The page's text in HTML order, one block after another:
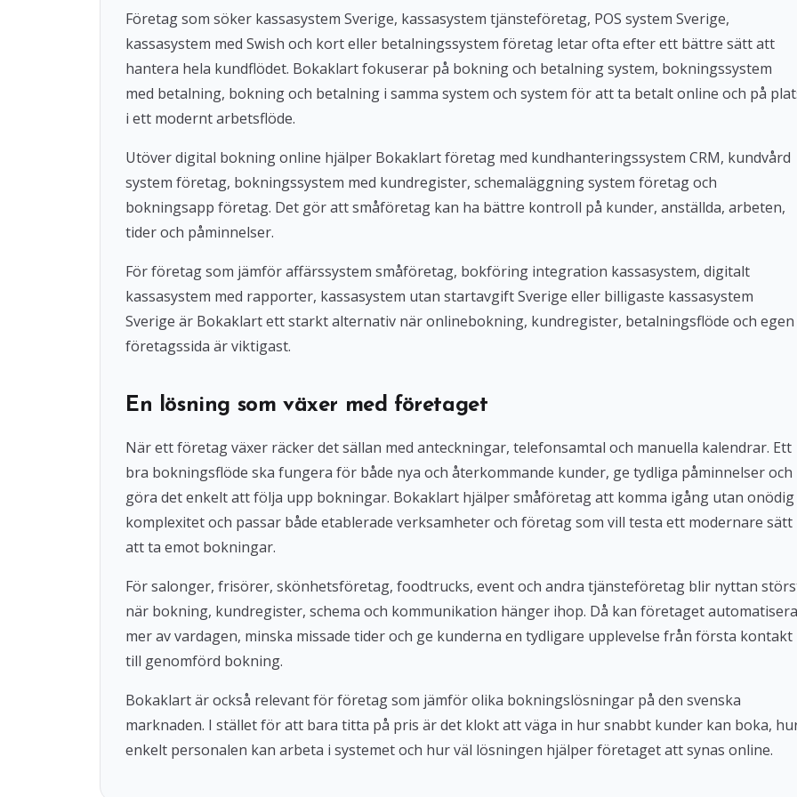
Företag som söker kassasystem Sverige, kassasystem tjänsteföretag, POS system Sverige,
kassasystem med Swish och kort eller betalningssystem företag letar ofta efter ett bättre sätt att
hantera hela kundflödet. Bokaklart fokuserar på bokning och betalning system, bokningssystem
med betalning, bokning och betalning i samma system och system för att ta betalt online och på
i ett modernt arbetsflöde.
Utöver digital bokning online hjälper Bokaklart företag med kundhanteringssystem CRM, kundvård
system företag, bokningssystem med kundregister, schemaläggning system företag och
bokningsapp företag. Det gör att småföretag kan ha bättre kontroll på kunder, anställda, arbeten,
tider och påminnelser.
För företag som jämför affärssystem småföretag, bokföring integration kassasystem, digitalt
kassasystem med rapporter, kassasystem utan startavgift Sverige eller billigaste kassasystem
Sverige är Bokaklart ett starkt alternativ när onlinebokning, kundregister, betalningsflöde och egen
företagssida är viktigast.
En lösning som växer med företaget
När ett företag växer räcker det sällan med anteckningar, telefonsamtal och manuella kalendrar. Ett
bra bokningsflöde ska fungera för både nya och återkommande kunder, ge tydliga påminnelser och
göra det enkelt att följa upp bokningar. Bokaklart hjälper småföretag att komma igång utan onödig
komplexitet och passar både etablerade verksamheter och företag som vill testa ett modernare sätt
att ta emot bokningar.
För salonger, frisörer, skönhetsföretag, foodtrucks, event och andra tjänsteföretag blir nyttan
när bokning, kundregister, schema och kommunikation hänger ihop. Då kan företaget automatisera
mer av vardagen, minska missade tider och ge kunderna en tydligare upplevelse från första kontakt
till genomförd bokning.
Bokaklart är också relevant för företag som jämför olika bokningslösningar på den svenska
marknaden. I stället för att bara titta på pris är det klokt att väga in hur snabbt kunder kan boka,
enkelt personalen kan arbeta i systemet och hur väl lösningen hjälper företaget att synas online.